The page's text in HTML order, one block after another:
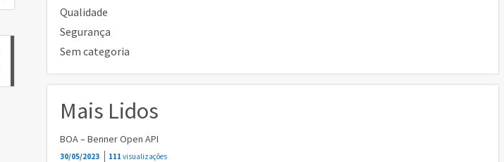
Qualidade
Segurança
Sem categoria
Mais Lidos
BOA – Benner Open API
30/05/2023 111 visualizações